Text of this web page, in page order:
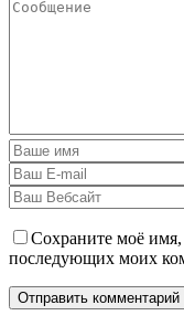
Сохраните моё имя,
последующих моих